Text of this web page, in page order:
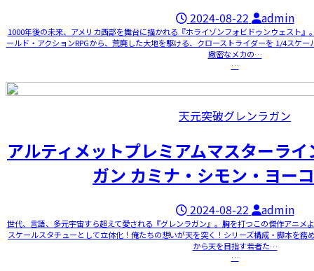
2024-08-22 admin
1000年後の未来、アメリカ西部を舞台に描かれる『ホライゾンフォビドゥンウェスト
ールド・アクションRPGから、荒廃した大地を駆ける、クローストライダーを 1/4スケ
緻密なメカの…
…
天元突破グレンラガン
アルティメットプレミアムマスターラ
ガン カミナ・シモン・ヨー
2024-08-22 admin
世代、言語、多元宇宙すら超えて愛される『グレンラガン』。胸を打つこの傑作アニメ
スケールスタチューとして立体化！俺たちの想いが天を突く！シリーズ構成・脚本を務
から天を目指す若者た…
…